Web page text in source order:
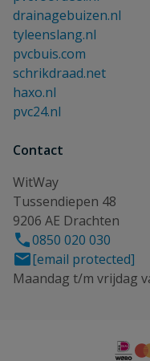
drainagebuizen.nl
tyleenslang.nl
pvcbuis.com
schrikdraad.net
haxo.nl
pvc24.nl
Contact
WitWay
Tussendiepen 48
9206 AE Drachten
0850 020 030
[email protected]
Maandag t/m vrijdag